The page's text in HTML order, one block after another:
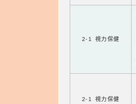
2-1 視力保健
2-1 視力保健